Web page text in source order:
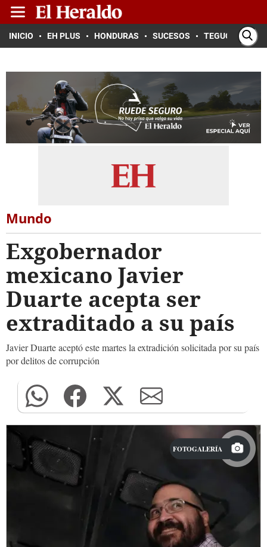
INICIO EH PLUS HONDURAS SUCESOS TEGUCIGALPA
Mundo
Exgobernador
mexicano Javier
Duarte acepta ser
extraditado a su país
Javier Duarte aceptó este martes la extradición solicitada por su país
por delitos de corrupción
FOTOGALERÍA